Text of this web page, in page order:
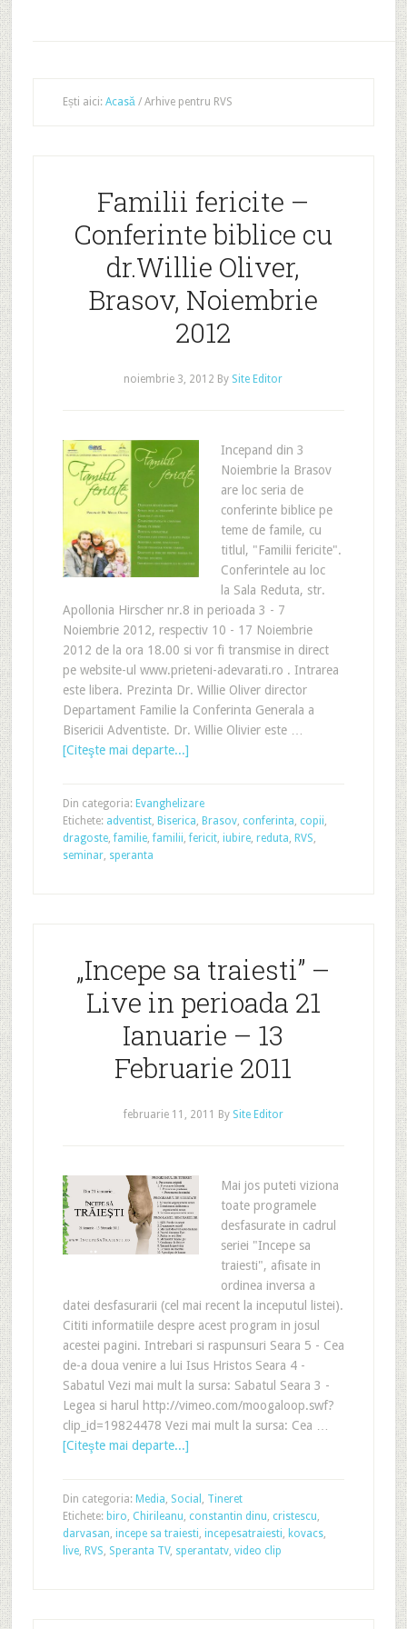
Ești aici: Acasă /Arhive pentru RVS
Familii fericite –
Conferinte biblice cu
dr.Willie Oliver,
Brasov, Noiembrie
2012
noiembrie 3, 2012 By Site Editor
Incepand din 3
Noiembrie la Brasov
are loc seria de
conferinte biblice pe
teme de famile, cu
titlul, "Familii fericite".
Conferintele au loc
la Sala Reduta, str.
Apollonia Hirscher nr.8 in perioada 3 - 7
Noiembrie 2012, respectiv 10 - 17 Noiembrie
2012 de la ora 18.00 si vor fi transmise in direct
pe website-ul www.prieteni-adevarati.ro . Intrarea
este libera. Prezinta Dr. Willie Oliver director
Departament Familie la Conferinta Generala a
Bisericii Adventiste. Dr. Willie Olivier este …
[Citeşte mai departe...]
Din categoria: Evanghelizare
Etichete: adventist, Biserica, Brasov, conferinta, copii,
dragoste,familie,familii,fericit, iubire, reduta, RVS,
seminar, speranta
„Incepe sa traiesti” –
Live in perioada 21
Ianuarie – 13
Februarie 2011
februarie 11, 2011 By Site Editor
Mai jos puteti viziona
toate programele
desfasurate in cadrul
seriei "Incepe sa
traiesti", afisate in
ordinea inversa a
datei desfasurarii (cel mai recent la inceputul listei).
Cititi informatiile despre acest program in josul
acestei pagini. Intrebari si raspunsuri Seara 5 - Cea
de-a doua venire a lui Isus Hristos Seara 4 -
Sabatul Vezi mai mult la sursa: Sabatul Seara 3 -
Legea si harul http://vimeo.com/moogaloop.swf?
clip_id=19824478 Vezi mai mult la sursa: Cea …
[Citeşte mai departe...]
Din categoria: Media, Social , Tineret
Etichete: biro, Chirileanu, constantin dinu, cristescu,
darvasan, incepe sa traiesti, incepesatraiesti, kovacs,
live, RVS, Speranta TV, sperantatv, video clip